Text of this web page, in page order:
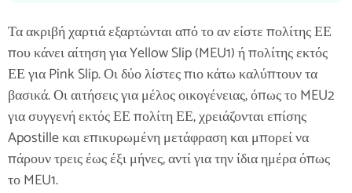
Τα ακριβή χαρτιά εξαρτώνται από το αν είστε πολίτης ΕΕ
που κάνει αίτηση για Yellow Slip (MEU1) ή πολίτης εκτός
ΕΕ για Pink Slip. Οι δύο λίστες πιο κάτω καλύπτουν τα
βασικά. Οι αιτήσεις για μέλος οικογένειας, όπως το MEU2
για συγγενή εκτός ΕΕ πολίτη ΕΕ, χρειάζονται επίσης
Apostille και επικυρωμένη μετάφραση και μπορεί να
πάρουν τρεις έως έξι μήνες, αντί για την ίδια ημέρα όπως
το MEU1.